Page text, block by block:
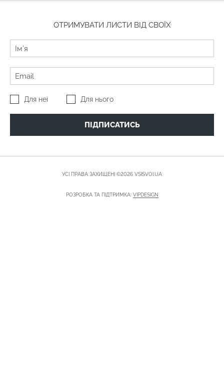
ОТРИМУВАТИ ЛИСТИ ВІД СВОЇХ
Для неї Для нього
ПІДПИСАТИСЬ
УСІ ПРАВА ЗАХИЩЕНІ ©2026 VSISVOI.UA
РОЗРОБКА ТА ПІДТРИМКА: VIPDESIGN